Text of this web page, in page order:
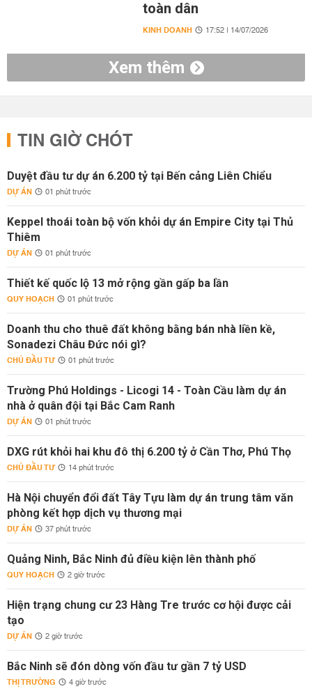
toàn dân
KINH DOANH 17:52 | 14/07/2026
Xem thêm
TIN GIỜ CHÓT
Duyệt đầu tư dự án 6.200 tỷ tại Bến cảng Liên Chiểu
DỰ ÁN 01 phút trước
Keppel thoái toàn bộ vốn khỏi dự án Empire City tại Thủ
Thiêm
DỰ ÁN 01 phút trước
Thiết kế quốc lộ 13 mở rộng gần gấp ba lần
QUY HOẠCH 01 phút trước
Doanh thu cho thuê đất không bằng bán nhà liền kề,
Sonadezi Châu Đức nói gì?
CHỦ ĐẦU TƯ 01 phút trước
Trường Phú Holdings - Licogi 14 - Toàn Cầu làm dự án
nhà ở quân đội tại Bắc Cam Ranh
DỰ ÁN 01 phút trước
DXG rút khỏi hai khu đô thị 6.200 tỷ ở Cần Thơ, Phú Thọ
CHỦ ĐẦU TƯ 14 phút trước
Hà Nội chuyển đổi đất Tây Tựu làm dự án trung tâm văn
phòng kết hợp dịch vụ thương mại
DỰ ÁN 37 phút trước
Quảng Ninh, Bắc Ninh đủ điều kiện lên thành phố
QUY HOẠCH 2 giờ trước
Hiện trạng chung cư 23 Hàng Tre trước cơ hội được cải
tạo
DỰ ÁN 2 giờ trước
Bắc Ninh sẽ đón dòng vốn đầu tư gần 7 tỷ USD
THỊ TRƯỜNG 4 giờ trước